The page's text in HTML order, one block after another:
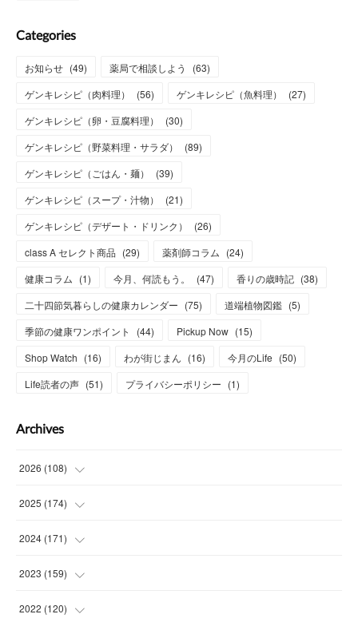
Categories
お知らせ (49) 薬局で相談しよう (63)
ゲンキレシピ（肉料理）
(56) ゲンキレシピ（魚料理） (27)
ゲンキレシピ（卵・豆腐料理）
(30)
ゲンキレシピ（野菜料理・サラダ）
(89)
ゲンキレシピ（ごはん・麺）
(39)
ゲンキレシピ（スープ・汁物）
(21)
ゲンキレシピ（デザート・ドリンク）
(26)
class A セレクト商品 (29) 薬剤師コラム (24)
健康コラム (1) 今月、何読もう。 (47) 香りの歳時記 (38)
二十四節気暮らしの健康カレンダー (75) 道端植物図鑑 (5)
季節の健康ワンポイント
(44) Pickup Now (15)
Shop Watch (16) わが街じまん (16) 今月のLife (50)
Life読者の声 (51) プライバシーポリシー (1)
Archives
2026 (108)
(6)
(15
(15
(13
2025 (174)
(14
(14
(15
2024 (171)
(13
(13
2023 (159)
(14
2022 (120)